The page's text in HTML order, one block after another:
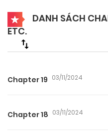
DANH SÁCH
ETC.
Chapter 19 03/11/2024
Chapter 18 03/11/2024